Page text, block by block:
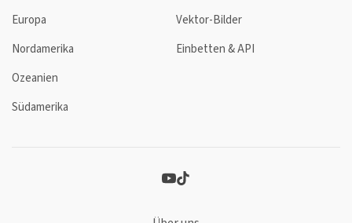
Europa
Nordamerika
Ozeanien
Südamerika
Vektor-Bilder
Einbetten & API